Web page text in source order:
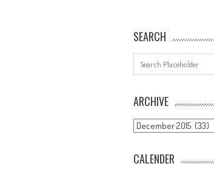
SEARCH
ARCHIVE
ARCHIVE
CALENDER